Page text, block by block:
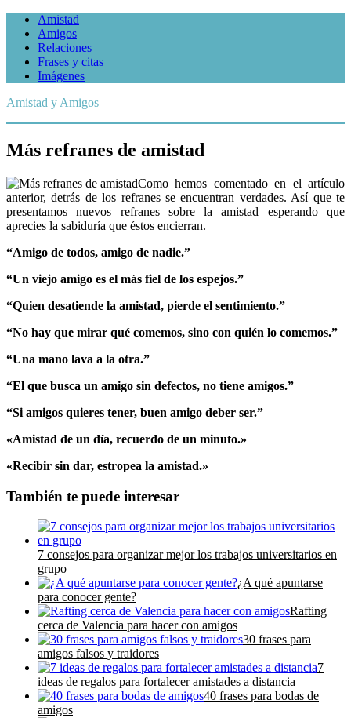
Amistad
Amigos
Relaciones
Frases y citas
Imágenes
Amistad y Amigos
Más refranes de amistad
Como hemos comentado en el artículo
anterior, detrás de los refranes se encuentran verdades. Así que te
presentamos nuevos refranes sobre la amistad esperando que
aprecies la sabiduría que éstos encierran.
“Amigo de todos, amigo de nadie.”
“Un viejo amigo es el más fiel de los espejos.”
“Quien desatiende la amistad, pierde el sentimiento.”
“No hay que mirar qué comemos, sino con quién lo comemos.”
“Una mano lava a la otra.”
“El que busca un amigo sin defectos, no tiene amigos.”
“Si amigos quieres tener, buen amigo deber ser.”
«Amistad de un día, recuerdo de un minuto.»
«Recibir sin dar, estropea la amistad.»
También te puede interesar
7 consejos para organizar mejor los trabajos universitarios en
grupo
¿A qué apuntarse
para conocer gente?
Rafting
cerca de Valencia para hacer con amigos
30 frases para
amigos falsos y traidores
7
ideas de regalos para fortalecer amistades a distancia
40 frases para bodas de
amigos